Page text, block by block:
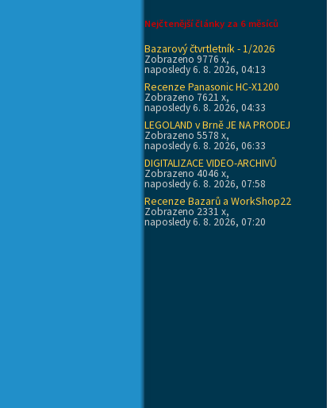
Nejčtenější články za 6 měsíců
Bazarový čtvrtletník - 1/2026
Zobrazeno 9776 x,
naposledy 6. 8. 2026, 04:13
Recenze Panasonic HC-X1200
Zobrazeno 7621 x,
naposledy 6. 8. 2026, 04:33
LEGOLAND v Brně JE NA PRODEJ
Zobrazeno 5578 x,
naposledy 6. 8. 2026, 06:33
DIGITALIZACE VIDEO-ARCHIVŮ
Zobrazeno 4046 x,
naposledy 6. 8. 2026, 07:58
Recenze Bazarů a WorkShop22
Zobrazeno 2331 x,
naposledy 6. 8. 2026, 07:20